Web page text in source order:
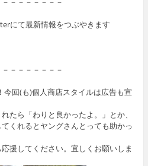
にて最新情報をつぶやきます
－－－－－－－
今回(も)個人商店スタイルは広告も宣
たら「わりと良かったよ。」とか、
くれるとヤングさんとっても助かっ
援してください。宜しくお願いしま